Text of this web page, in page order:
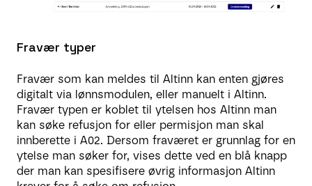
Fravær typer
Fravær som kan meldes til Altinn kan enten gjøres
digitalt via lønnsmodulen, eller manuelt i Altinn.
Fravær typen er koblet til ytelsen hos Altinn man
kan søke refusjon for eller permisjon man skal
innberette i A02. Dersom fraværet er grunnlag for en
ytelse man søker for, vises dette ved en blå knapp
der man kan spesifisere øvrig informasjon Altinn